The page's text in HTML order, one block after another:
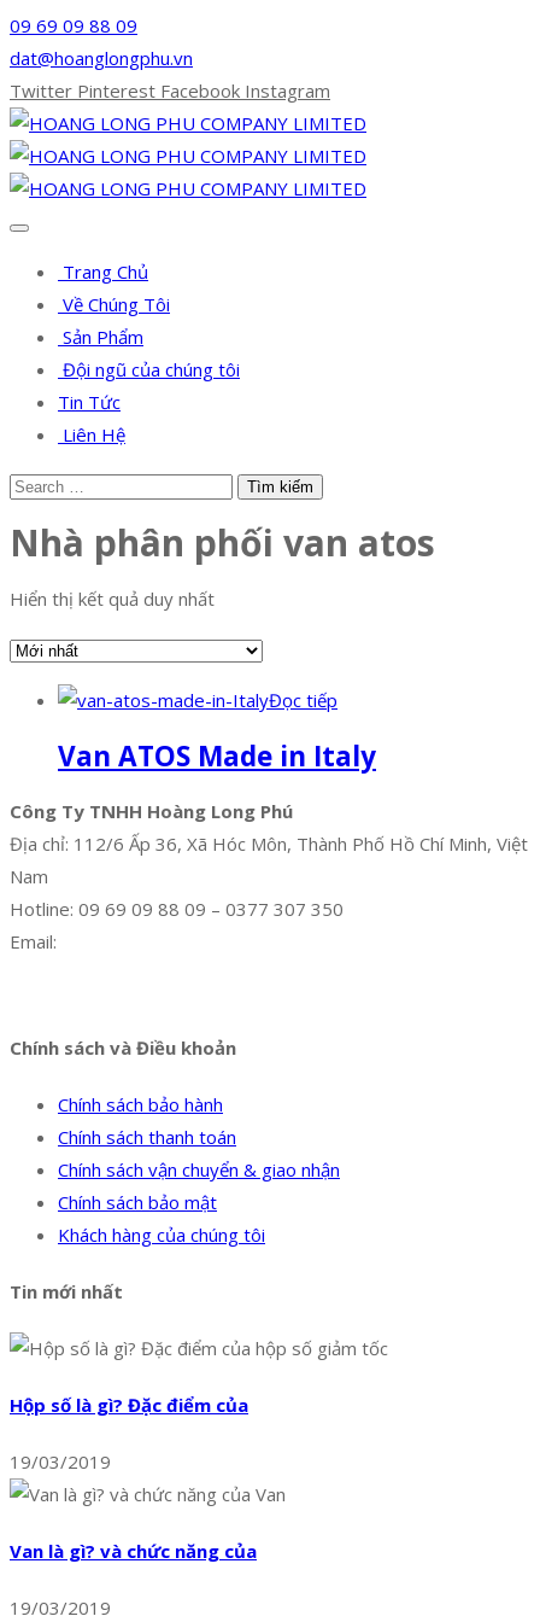
09 69 09 88 09
dat@hoanglongphu.vn
Twitter Pinterest Facebook Instagram
Trang Chủ
Về Chúng Tôi
Sản Phẩm
Đội ngũ của chúng tôi
Tin Tức
Liên Hệ
Nhà phân phối van atos
Hiển thị kết quả duy nhất
Đọc tiếp
Van ATOS Made in Italy
Công Ty TNHH Hoàng Long Phú
Địa chỉ: 112/6 Ấp 36, Xã Hóc Môn, Thành Phố Hồ Chí Minh, Việt
Nam
Hotline: 09 69 09 88 09 – 0377 307 350
Email:
Chính sách và Điều khoản
Chính sách bảo hành
Chính sách thanh toán
Chính sách vận chuyển & giao nhận
Chính sách bảo mật
Khách hàng của chúng tôi
Tin mới nhất
Hộp số là gì? Đặc điểm của
19/03/2019
Van là gì? và chức năng của
19/03/2019